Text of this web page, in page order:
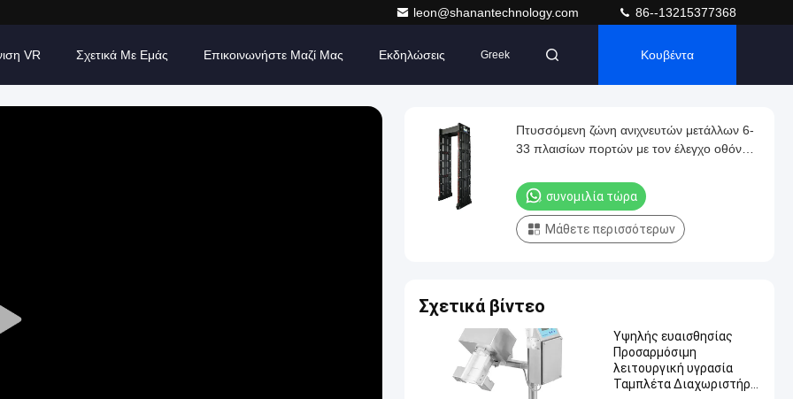
leon@shanantechnology.com 86--13215377368
VR Σχετικά Με Εμάς Επικοινωνήστε Μαζί Μας Εκδηλώσεις Greek Κουβέντα
Play
Πτυσσόμενη ζώνη ανιχνευτών μετάλλων 6-
33 πλαισίων πορτών με τον έλεγχο οθόνης
συνομιλία τώρα
Μάθετε περισσότερων
Σχετικά βίντεο
Υψηλής ευαισθησίας
Προσαρμόσιμη
λειτουργική υγρασία
Ταμπλέτα Διαχωριστήρα